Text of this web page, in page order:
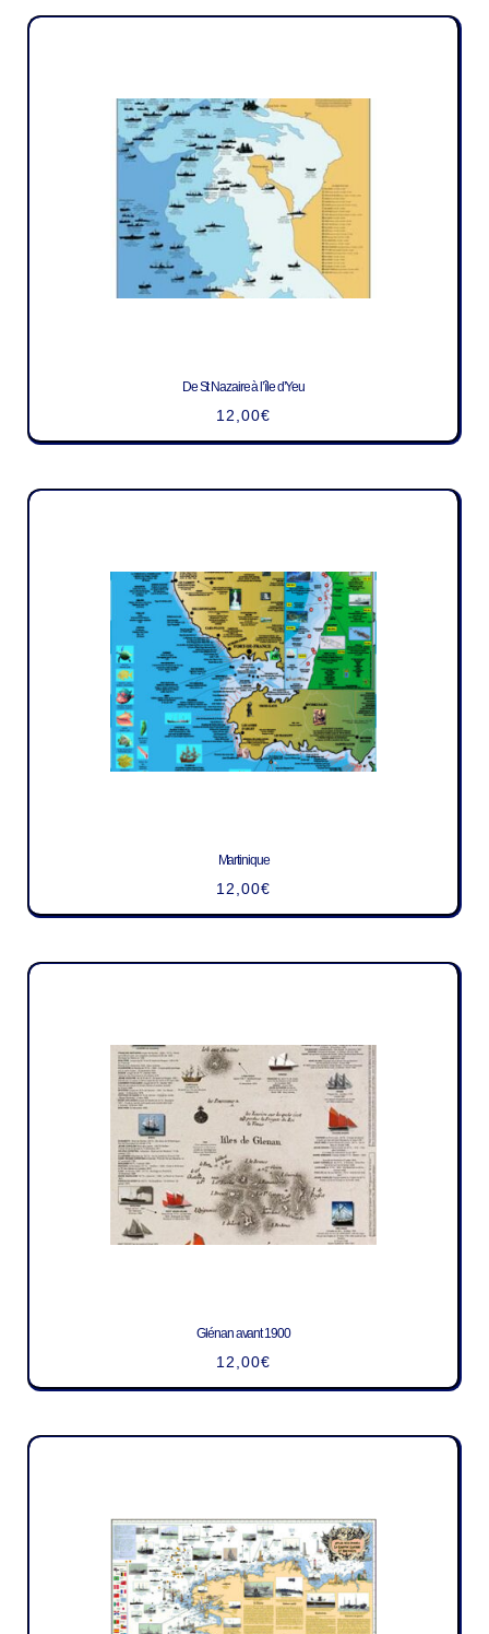
De St Nazaire à l’île d’Yeu
12,00€
Martinique
12,00€
Glénan avant 1900
12,00€